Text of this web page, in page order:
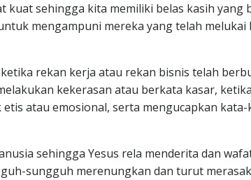
sehingga kita memiliki belas kasih yang
mengampuni mereka yang telah
rekan kerja atau rekan bisnis telah
kekerasan atau berkata kasar,
atau emosional, serta mengucapkan
sehingga Yesus rela menderita dan
sungguh merenungkan dan turut